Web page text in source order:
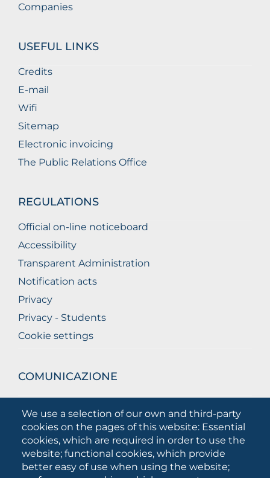
We use a selection of our own and third-party
cookies on the pages of this website: Essential
cookies, which are required in order to use the
website; functional cookies, which provide
better easy of use when using the website;
Companies
USEFUL LINKS
Credits
E-mail
Wifi
Sitemap
Electronic invoicing
The Public Relations Office
REGULATIONS
Official on-line noticeboard
Accessibility
Transparent Administration
Notification acts
Privacy
Privacy - Students
Cookie settings
COMUNICAZIONE
What they are saying about us
Press releases
Communication Campaigns
Campagna 5xmille
Unifg Mag